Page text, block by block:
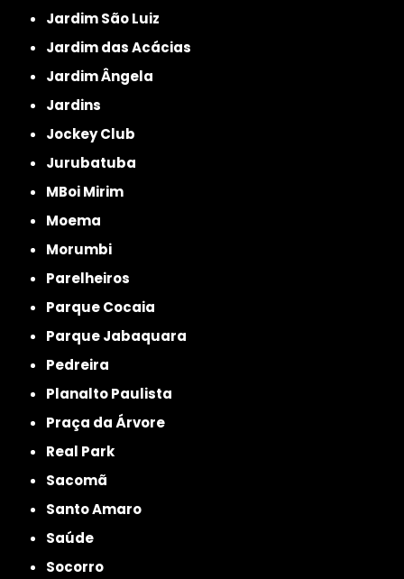
Jardim São Luiz
Jardim das Acácias
Jardim Ângela
Jardins
Jockey Club
Jurubatuba
MBoi Mirim
Moema
Morumbi
Parelheiros
Parque Cocaia
Parque Jabaquara
Pedreira
Planalto Paulista
Praça da Árvore
Real Park
Sacomã
Santo Amaro
Saúde
Socorro